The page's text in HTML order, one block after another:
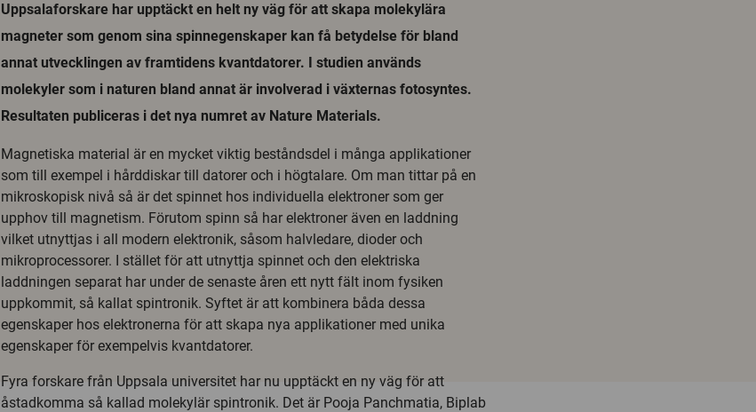
Uppsalaforskare har upptäckt en helt ny väg för att skapa molekylära
magneter som genom sina spinnegenskaper kan få betydelse för bland
annat utvecklingen av framtidens kvantdatorer. I studien används
molekyler som i naturen bland annat är involverad i växternas fotosyntes.
Resultaten publiceras i det nya numret av Nature Materials.
Magnetiska material är en mycket viktig beståndsdel i många applikationer
som till exempel i hårddiskar till datorer och i högtalare. Om man tittar på en
mikroskopisk nivå så är det spinnet hos individuella elektroner som ger
upphov till magnetism. Förutom spinn så har elektroner även en laddning
vilket utnyttjas i all modern elektronik, såsom halvledare, dioder och
mikroprocessorer. I stället för att utnyttja spinnet och den elektriska
laddningen separat har under de senaste åren ett nytt fält inom fysiken
uppkommit, så kallat spintronik. Syftet är att kombinera båda dessa
egenskaper hos elektronerna för att skapa nya applikationer med unika
egenskaper för exempelvis kvantdatorer.
Fyra forskare från Uppsala universitet har nu upptäckt en ny väg för att
åstadkomma så kallad molekylär spintronik. Det är Pooja Panchmatia, Biplab